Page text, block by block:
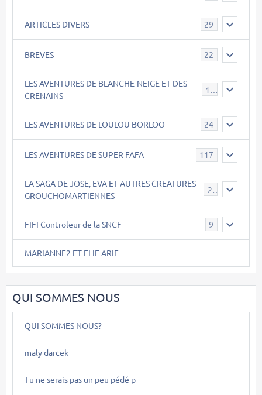
ARTICLES DIVERS 29
BREVES 22
LES AVENTURES DE BLANCHE-NEIGE ET DES
CRENAINS
17
LES AVENTURES DE LOULOU BORLOO 24
LES AVENTURES DE SUPER FAFA 117
LA SAGA DE JOSE, EVA ET AUTRES CREATURES
GROUCHOMARTIENNES
26
FIFI Controleur de la SNCF 9
MARIANNE2 ET ELIE ARIE
QUI SOMMES NOUS
QUI SOMMES NOUS?
maly darcek
Tu ne serais pas un peu pédé p